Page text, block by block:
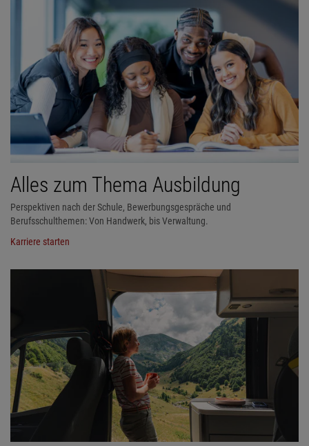
Alles zum Thema Ausbildung
Perspektiven nach der Schule, Bewerbungsgespräche und
Berufsschulthemen: Von Handwerk, bis Verwaltung.
Karriere starten